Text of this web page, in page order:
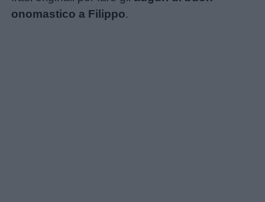
onomastico a Filippo.